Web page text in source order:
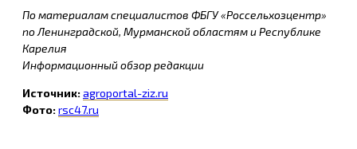
По материалам специалистов ФБГУ «Россельхозцентр»
по Ленинградской, Мурманской областям и Республике
Карелия
Информационный обзор редакции
Источник:agroportal-ziz.ru
Фото:rsc47.ru